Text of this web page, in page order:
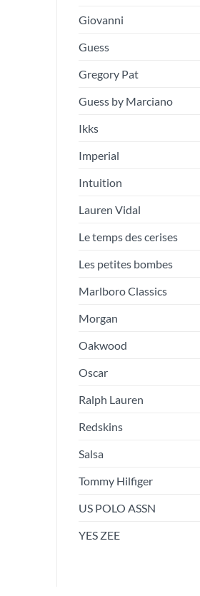
Giovanni
Guess
Gregory Pat
Guess by Marciano
Ikks
Imperial
Intuition
Lauren Vidal
Le temps des cerises
Les petites bombes
Marlboro Classics
Morgan
Oakwood
Oscar
Ralph Lauren
Redskins
Salsa
Tommy Hilfiger
US POLO ASSN
YES ZEE